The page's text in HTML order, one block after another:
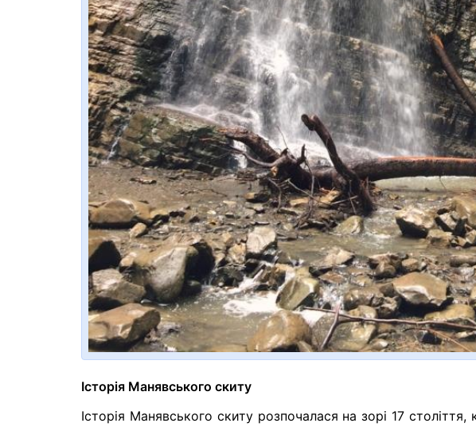
Історія Манявського скиту
Історія Манявського скиту розпочалася на зорі 17